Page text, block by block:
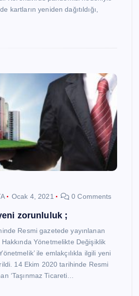
kartların yeniden dağıtıldığı,
Ocak 4, 2021 0 Comments
zorunluluk ;
Resmi gazetede yayınlanan
Hakkında Yönetmelikte Değişiklik
ile emlakçılıkla ilgili yeni
14 Ekim 2020 tarihinde Resmi
‘Taşınmaz Ticareti…